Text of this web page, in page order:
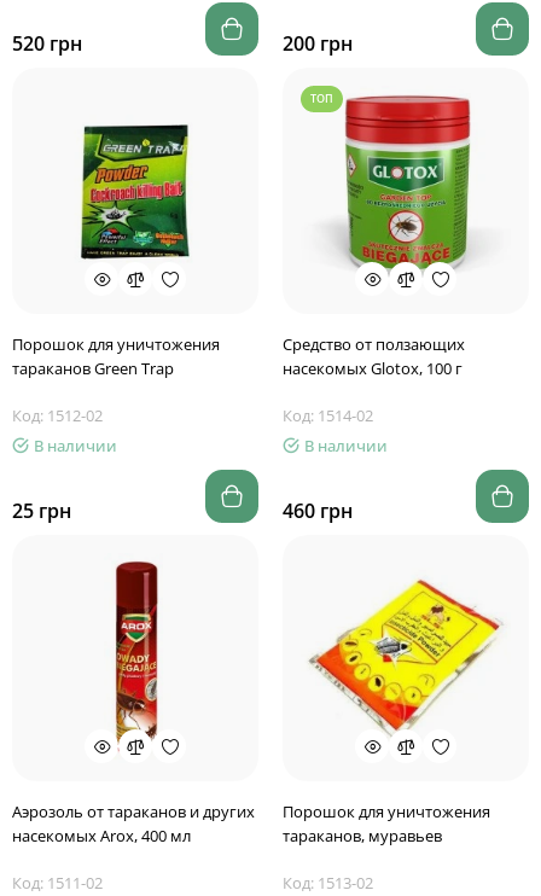
520 грн 200 грн
Порошок для уничтожения
тараканов Green Trap
Код: 1512-02
В наличии
25 грн
ТОП
Средство от ползающих
насекомых Glotox, 100 г
Код: 1514-02
В наличии
460 грн
Аэрозоль от тараканов и других
насекомых Arox, 400 мл
Код: 1511-02
Порошок для уничтожения
тараканов, муравьев
Код: 1513-02